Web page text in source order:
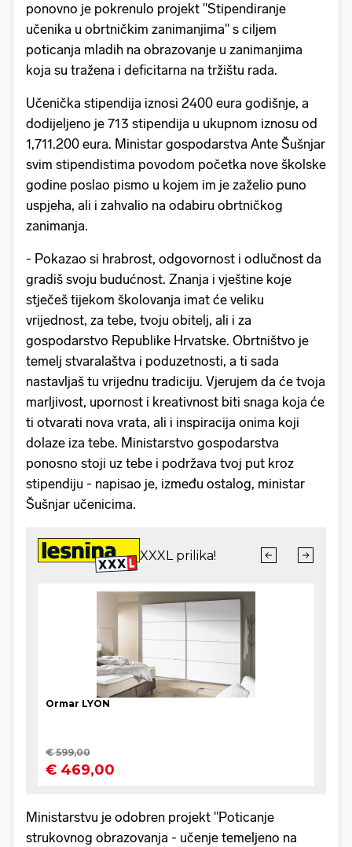
ponovno je pokrenulo projekt "Stipendiranje
učenika u obrtničkim zanimanjima" s ciljem
poticanja mladih na obrazovanje u zanimanjima
koja su tražena i deficitarna na tržištu rada.
Učenička stipendija iznosi 2400 eura godišnje, a
dodijeljeno je 713 stipendija u ukupnom iznosu od
1,711.200 eura. Ministar gospodarstva Ante Šušnjar
svim stipendistima povodom početka nove školske
godine poslao pismo u kojem im je zaželio puno
uspjeha, ali i zahvalio na odabiru obrtničkog
zanimanja.
- Pokazao si hrabrost, odgovornost i odlučnost da
gradiš svoju budućnost. Znanja i vještine koje
stječeš tijekom školovanja imat će veliku
vrijednost, za tebe, tvoju obitelj, ali i za
gospodarstvo Republike Hrvatske. Obrtništvo je
temelj stvaralaštva i poduzetnosti, a ti sada
nastavljaš tu vrijednu tradiciju. Vjerujem da će tvoja
marljivost, upornost i kreativnost biti snaga koja će
ti otvarati nova vrata, ali i inspiracija onima koji
dolaze iza tebe. Ministarstvo gospodarstva
ponosno stoji uz tebe i podržava tvoj put kroz
stipendiju - napisao je, između ostalog, ministar
Šušnjar učenicima.
Ministarstvu je odobren projekt "Poticanje
strukovnog obrazovanja - učenje temeljeno na